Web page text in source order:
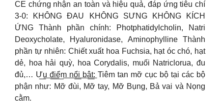
CE chứng nhận an toàn và hiệu quả, đáp ứng tiêu chí
3-0: KHÔNG ĐAU KHÔNG SƯNG KHÔNG KÍCH
ỨNG Thành phần chính: Photphatidylcholin, Natri
Deoxycholate, Hyaluronidase, Aminophylline Thành
phần tự nhiên: Chiết xuất hoa Fuchsia, hạt óc chó, hạt
dẻ, hoa hải quỳ, hoa Corydalis, muối Natriclorua, đu
đủ,… Ư͟u͟ ͟đ͟i͟ể͟m͟ ͟n͟ổ͟i͟ ͟b͟ậ͟t͟: Tiêm tan mỡ cục bộ tại các bộ
phận như: Mỡ đùi, Mỡ tay, Mỡ Bụng, Bả vai và Nọng
cằm.